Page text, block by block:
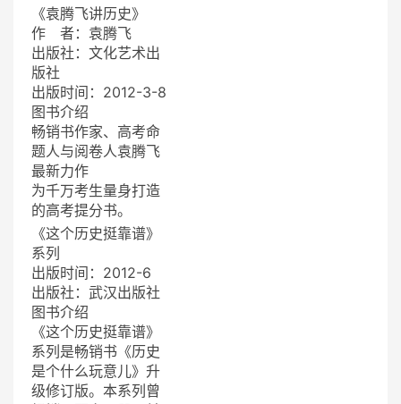
《袁腾飞讲历史》
作 者：袁腾飞
出版社：文化艺术出
版社
出版时间：2012-3-8
图书介绍
畅销书作家、高考命
题人与阅卷人袁腾飞
最新力作
为千万考生量身打造
的高考提分书。
《这个历史挺靠谱》
系列
出版时间：2012-6
出版社：武汉出版社
图书介绍
《这个历史挺靠谱》
系列是畅销书《历史
是个什么玩意儿》升
级修订版。本系列曾